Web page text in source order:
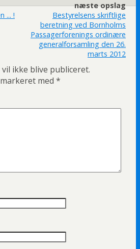
... !
næste opslag
Bestyrelsens skriftlige
beretning ved Bornholms
Passagerforenings ordinære
generalforsamling den 26.
marts 2012
ikke blive publiceret.
med *